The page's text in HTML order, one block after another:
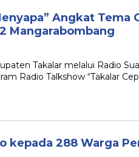
Angkat Tema
Mangarabombang
Takalar melalui Radio
Radio Talkshow “Takalar
kepada 288 Warga